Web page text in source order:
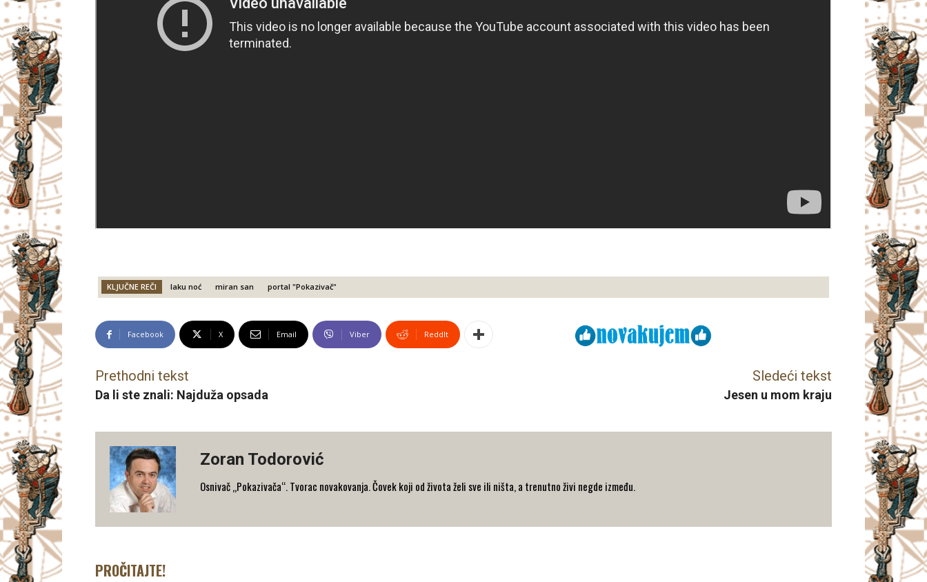
KLJUČNE REČI laku noć miran san portal "Pokazivač"
Facebook X Email Viber ReddIt
Prethodni tekst
Da li ste znali: Najduža opsada
Sledeći tekst
Jesen u mom kraju
Zoran Todorović
Osnivač „Pokazivača“. Tvorac novakovanja. Čovek koji od života želi sve ili ništa, a trenutno živi negde između.
PROČITAJTE!